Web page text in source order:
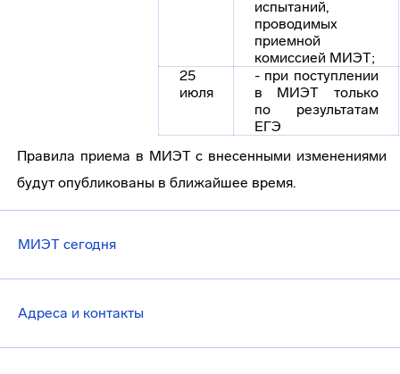
испытаний,
проводимых
приемной
комиссией МИЭТ;
25
июля
- при поступлении
в МИЭТ только
по результатам
ЕГЭ
Правила приема в МИЭТ с внесенными изменениями
будут опубликованы в ближайшее время.
МИЭТ сегодня
Адреса и контакты